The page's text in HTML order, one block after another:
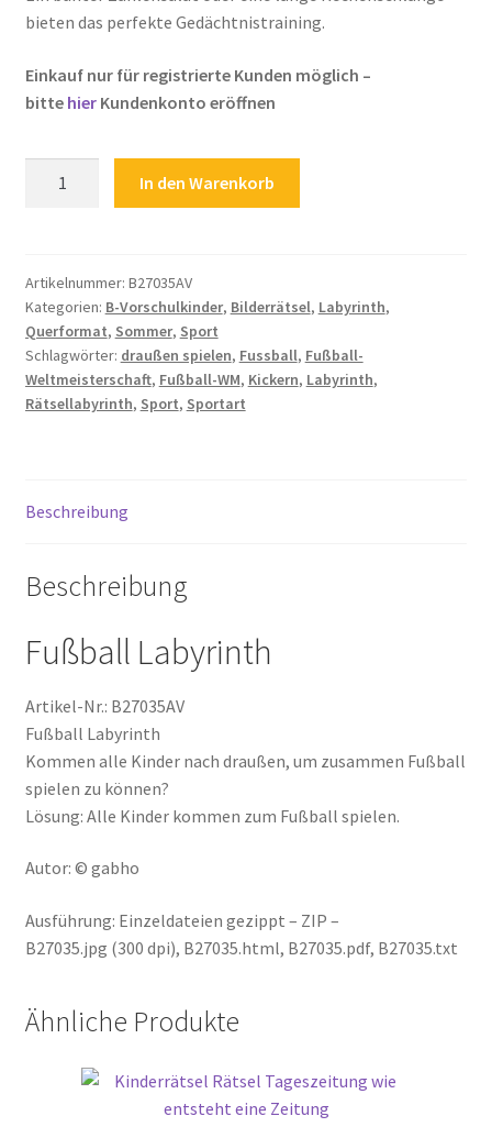
bieten das perfekte Gedächtnistraining.
Einkauf nur für registrierte Kunden möglich –
bitte hierKundenkonto eröffnen
Draußen
spielen
Sportart
Labyrinth
Fußball-
WM
Menge
In den Warenkorb
Artikelnummer: B27035AV
Kategorien: B-Vorschulkinder, Bilderrätsel, Labyrinth,
Querformat, Sommer, Sport
Schlagwörter: draußen spielen, Fussball, Fußball-
Weltmeisterschaft, Fußball-WM, Kickern, Labyrinth,
Rätsellabyrinth, Sport, Sportart
Beschreibung
Beschreibung
Fußball Labyrinth
Artikel-Nr.: B27035AV
Fußball Labyrinth
Kommen alle Kinder nach draußen, um zusammen Fußball
spielen zu können?
Lösung: Alle Kinder kommen zum Fußball spielen.
Autor: © gabho
Ausführung: Einzeldateien gezippt – ZIP –
B27035.jpg (300 dpi), B27035.html, B27035.pdf, B27035.txt
Ähnliche Produkte